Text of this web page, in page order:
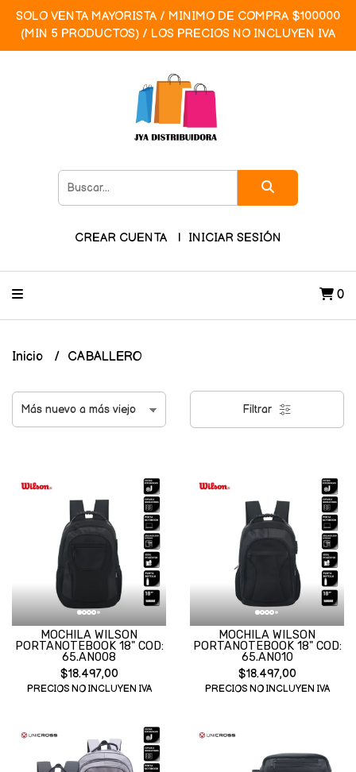
SOLO VENTA MAYORISTA / MINIMO DE COMPRA $100000
(MIN 5 PRODUCTOS) / LOS PRECIOS NO INCLUYEN IVA
CREAR CUENTA INICIAR SESIÓN
0
Inicio CABALLERO
Filtrar
MOCHILA WILSON
PORTANOTEBOOK 18" COD:
65.AN008
$18.497,00
PRECIOS NO INCLUYEN IVA
MOCHILA WILSON
PORTANOTEBOOK 18" COD:
65.AN010
$18.497,00
PRECIOS NO INCLUYEN IVA